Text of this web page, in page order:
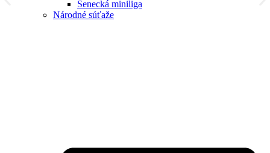
Senecká miniliga
Národné súťaže